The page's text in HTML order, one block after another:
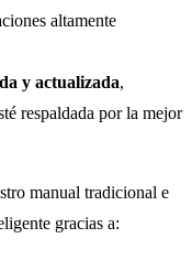
altamente
y actualizada,
respaldada por la mejor
manual tradicional e
gracias a: